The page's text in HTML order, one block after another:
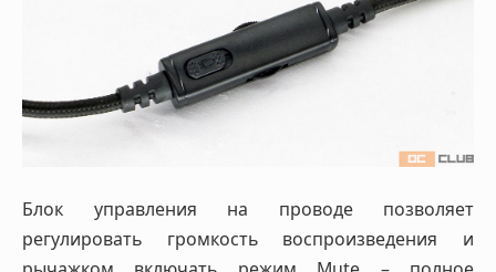
Блок управления на проводе позволяет
регулировать громкость воспроизведения и